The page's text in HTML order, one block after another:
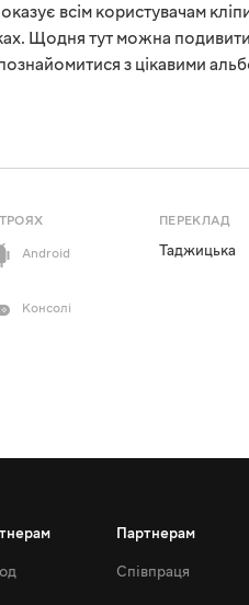
всім користувачам
Щодня тут можна
з цікавими
Android
Консолі
ПЕРЕКЛАД
Таджицька
Партнерам
Співпраця